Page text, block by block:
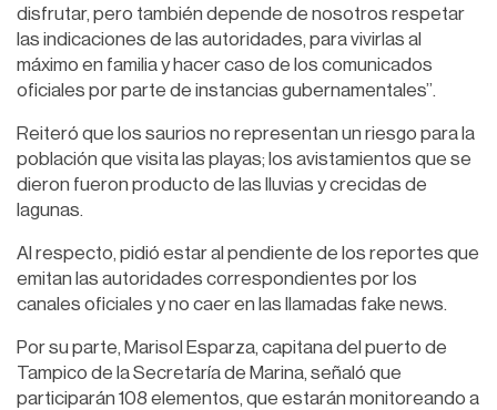
disfrutar, pero también depende de nosotros respetar
las indicaciones de las autoridades, para vivirlas al
máximo en familia y hacer caso de los comunicados
oficiales por parte de instancias gubernamentales”.
Reiteró que los saurios no representan un riesgo para la
población que visita las playas; los avistamientos que se
dieron fueron producto de las lluvias y crecidas de
lagunas.
Al respecto, pidió estar al pendiente de los reportes que
emitan las autoridades correspondientes por los
canales oficiales y no caer en las llamadas fake news.
Por su parte, Marisol Esparza, capitana del puerto de
Tampico de la Secretaría de Marina, señaló que
participarán 108 elementos, que estarán monitoreando a